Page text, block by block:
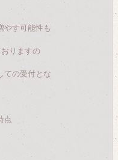
やす可能性も
りますの
ての受付とな
点